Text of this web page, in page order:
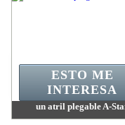
un atril plegable A-
ESTO ME
INTERESA